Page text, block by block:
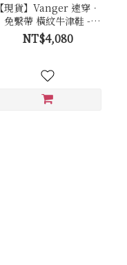
【現貨】Vanger 速穿．
免繫帶 橫紋牛津鞋 -
Va301棕
NT$4,080